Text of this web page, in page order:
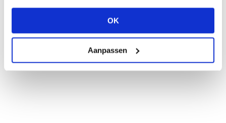
OK
Aanpassen
Ook leuk om te lezen